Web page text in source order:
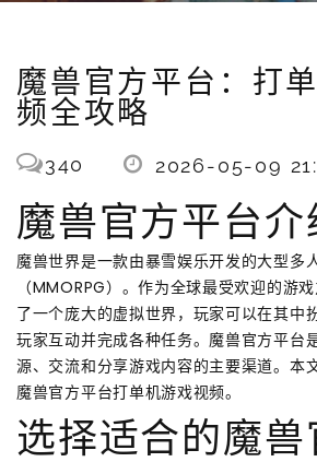
魔兽官方平台：打
频全攻略
340 2026-05-09
魔兽官方平台介
魔兽世界是一款由暴雪娱乐开发的大型多
（MMORPG）。作为全球最受欢迎的游
了一个庞大的虚拟世界，玩家可以在其中
玩家互动并完成各种任务。魔兽官方平台
源、交流和分享游戏内容的主要渠道。本
魔兽官方平台打单机游戏视频。
选择适合的魔兽